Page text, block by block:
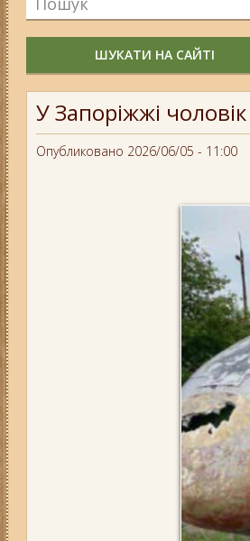
ШУКАТИ НА САЙТІ
У Запоріжжі
Опубликовано 2026/06/05 - 11:00